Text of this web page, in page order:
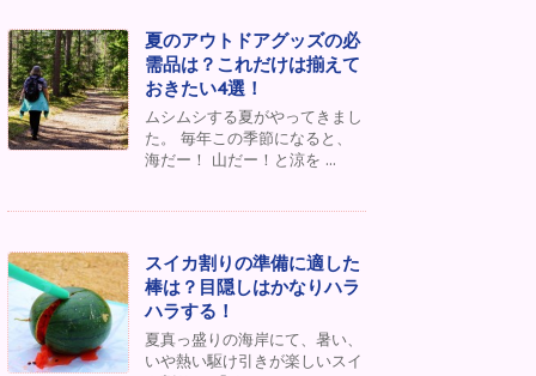
夏のアウトドアグッズの必
需品は？これだけは揃えて
おきたい4選！
ムシムシする夏がやってきまし
た。 毎年この季節になると、
海だー！ 山だー！と涼を ...
スイカ割りの準備に適した
棒は？目隠しはかなりハラ
ハラする！
夏真っ盛りの海岸にて、暑い、
いや熱い駆け引きが楽しいスイ